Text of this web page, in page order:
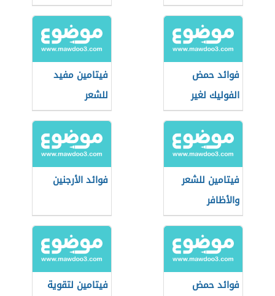
فوائد حمض
الفوليك لغير
الحامل
فيتامين مفيد
للشعر
فيتامين للشعر
والأظافر
فوائد الأرجنين
فوائد حمض
فيتامين لتقوية